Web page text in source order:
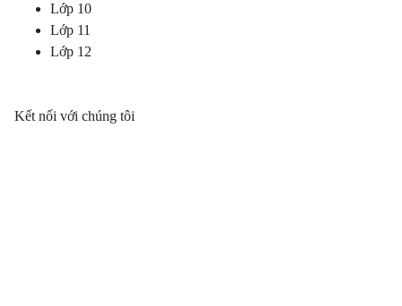
Lớp 10
Lớp 11
Lớp 12
Kết nối với chúng tôi